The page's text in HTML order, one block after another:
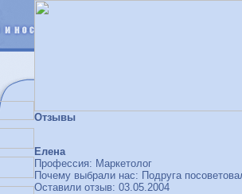
Отзывы
Елена
Профессия: Маркетолог
Почему выбрали нас: Подруга
Оставили отзыв: 03.05.2004